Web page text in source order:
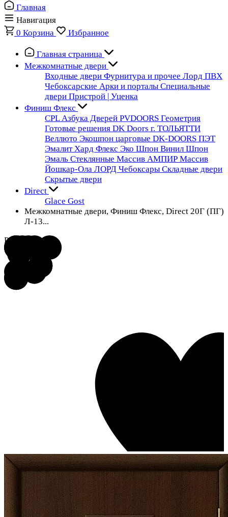
Главная
Навигация
0 Корзина Избранное
Главная страница
Межкомнатные двери
Входные двери Фурнитура и прочее Лорд ПВХ
Чебоксарские Арки и порталы Специальные
двери Пристрой | Уценка
Финиш Флекс
CPLАзбука Дверей PVDOORS Геометрия
Готовые решения DK Doors г. ТОЛЬЯТТИ
Веллюто Экошпон царговые DK-DOORS ПЭТ
ЭмалитХард Флекс Эко Шпон Винил Шпон
Эмаль Стеклянные Массив АМПИР Массив
Йошкар-Ола ЛОРД Чебоксары Складные двери
Скрытые двери
Direct
Glace Gost
Межкомнатные двери, Финиш Флекс, Direct 20Г (ПГ)
Л-13...
Распродажа